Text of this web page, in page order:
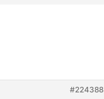
#224388